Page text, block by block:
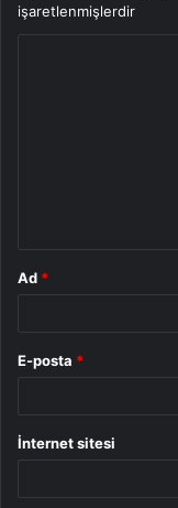
işaretlenmişlerdir
Ad *
E-posta *
İnternet sitesi